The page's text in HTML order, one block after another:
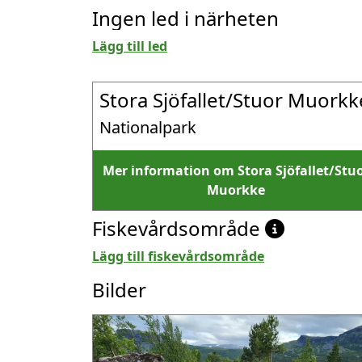
Ingen led i närheten
Lägg till led
Stora Sjöfallet/Stuor
Nationalpark
Mer information om Stora Sjöfallet/
Muorkke
Fiskevårdsområde
Lägg till fiskevårdsområde
Bilder